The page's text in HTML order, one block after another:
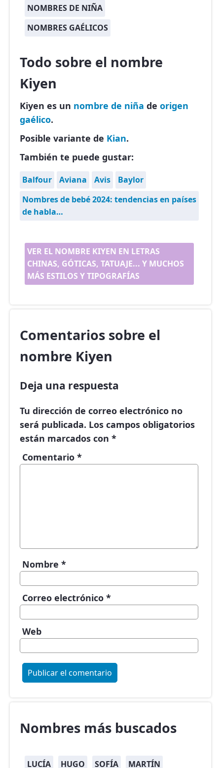
NOMBRES DE NIÑA
NOMBRES GAÉLICOS
Todo sobre el nombre
Kiyen
Kiyen es un nombre de niña de origen
gaélico.
Posible variante de Kian.
También te puede gustar:
Balfour Aviana Avis
Baylor
Nombres de bebé 2024: tendencias en países
de habla…
VER EL NOMBRE KIYEN EN LETRAS
CHINAS, GÓTICAS, TATUAJE... Y MUCHOS
MÁS ESTILOS Y TIPOGRAFÍAS
Comentarios sobre el
nombre Kiyen
Deja una respuesta
Tu dirección de correo electrónico no
será publicada. Los campos obligatorios
están marcados con *
Comentario *
Nombre *
Correo electrónico *
Web
Nombres más buscados
LUCÍA HUGO SOFÍA MARTÍN